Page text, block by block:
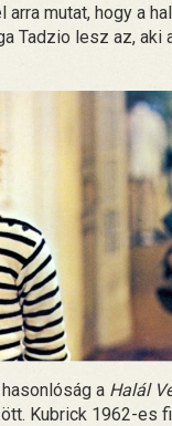
arra mutat, hogy a
Tadzio lesz az, aki
a Halál
Kubrick 1962-es